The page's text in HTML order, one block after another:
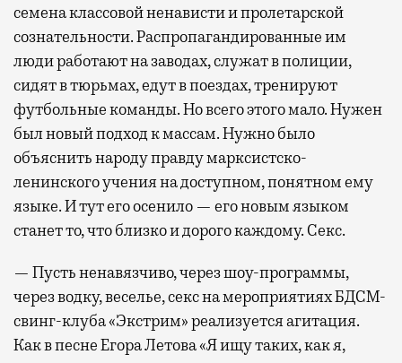
семена классовой ненависти и пролетарской
сознательности. Распропагандированные им
люди работают на заводах, служат в полиции,
сидят в тюрьмах, едут в поездах, тренируют
футбольные команды. Но всего этого мало. Нужен
был новый подход к массам. Нужно было
объяснить народу правду марксистско-
ленинского учения на доступном, понятном ему
языке. И тут его осенило — его новым языком
станет то, что близко и дорого каждому. Секс.
— Пусть ненавязчиво, через шоу-программы,
через водку, веселье, секс на мероприятиях БДСМ-
свинг-клуба «Экстрим» реализуется агитация.
Как в песне Егора Летова «Я ищу таких, как я,